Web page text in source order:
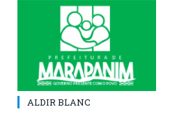
ALDIR BLANC